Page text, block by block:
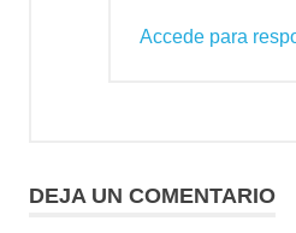
Accede para
DEJA UN COMENTARIO